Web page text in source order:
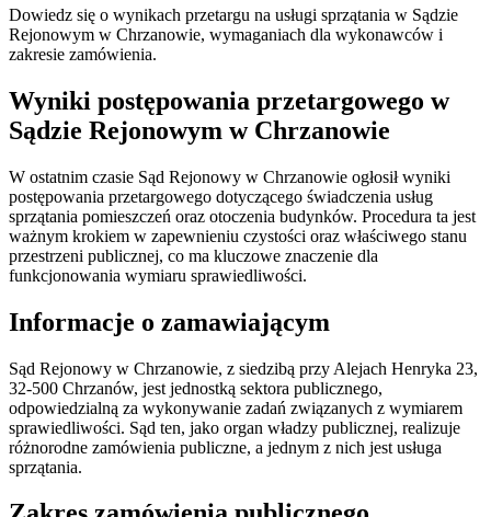
Dowiedz się o wynikach przetargu na usługi sprzątania w Sądzie
Rejonowym w Chrzanowie, wymaganiach dla wykonawców i
zakresie zamówienia.
Wyniki postępowania przetargowego w
Sądzie Rejonowym w Chrzanowie
W ostatnim czasie Sąd Rejonowy w Chrzanowie ogłosił wyniki
postępowania przetargowego dotyczącego świadczenia usług
sprzątania pomieszczeń oraz otoczenia budynków. Procedura ta jest
ważnym krokiem w zapewnieniu czystości oraz właściwego stanu
przestrzeni publicznej, co ma kluczowe znaczenie dla
funkcjonowania wymiaru sprawiedliwości.
Informacje o zamawiającym
Sąd Rejonowy w Chrzanowie, z siedzibą przy Alejach Henryka 23,
32-500 Chrzanów, jest jednostką sektora publicznego,
odpowiedzialną za wykonywanie zadań związanych z wymiarem
sprawiedliwości. Sąd ten, jako organ władzy publicznej, realizuje
różnorodne zamówienia publiczne, a jednym z nich jest usługa
sprzątania.